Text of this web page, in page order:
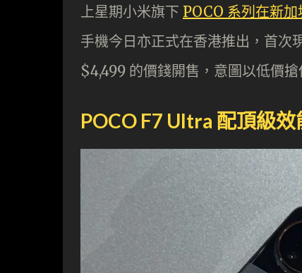
上星期小米旗下 POCO 系列在新
手機今日亦正式在香港推出，首
$4,499 的價錢開售，意圖以低價搶
POCO F7 Ultra 配頂級效